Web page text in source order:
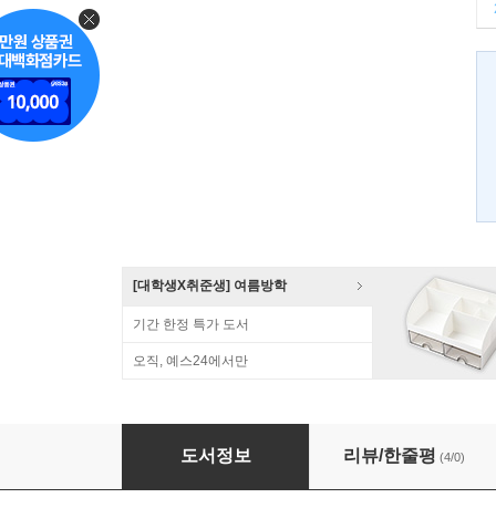
[대학생X취준생] 여름방학
기간 한정 특가 도서
오직, 예스24에서만
SLR클럽의 DSLR 촬영 가이드북
도서정보 리뷰/한줄평 (4/0)